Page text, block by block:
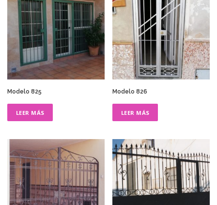
Modelo 825
LEER MÁS
Modelo 826
LEER MÁS